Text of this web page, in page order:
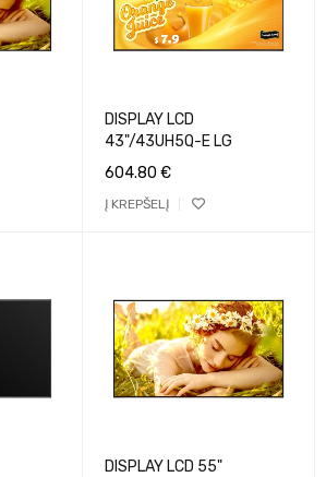
DISPLAY LCD
43"/43UH5Q-E LG
604.80 €
Į KREPŠELĮ
DISPLAY LCD 55"